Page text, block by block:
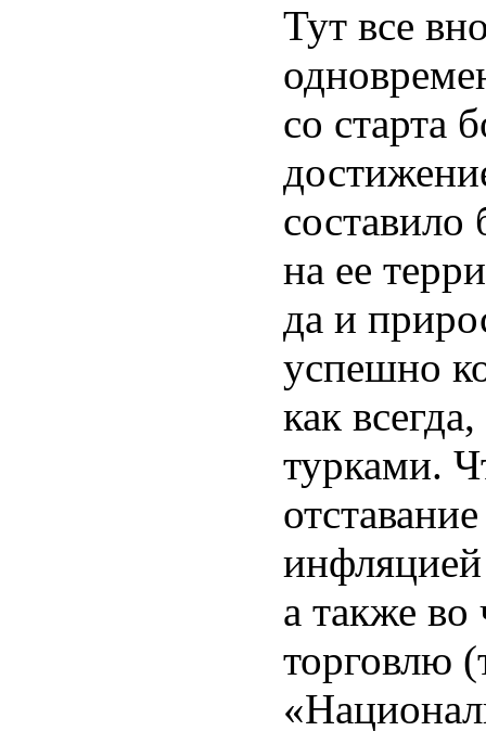
Тут все
со старта
на ее
да и
успешно
как
турками.
а также во
торговлю